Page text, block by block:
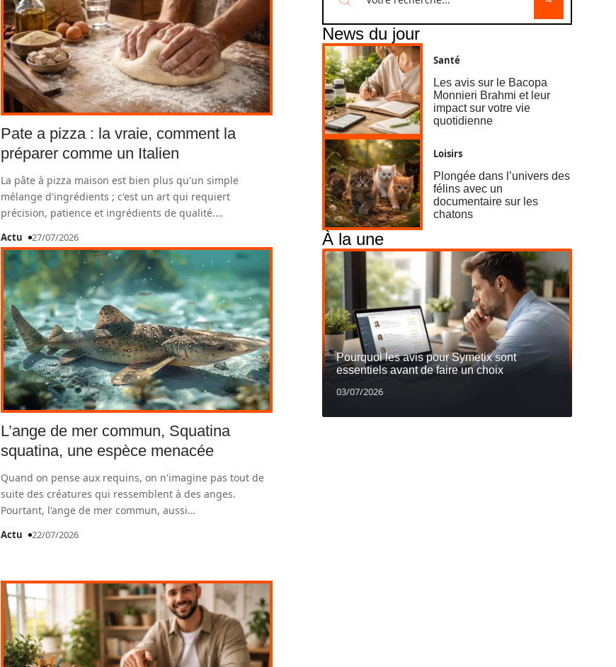
Pate a pizza : la vraie, comment la
préparer comme un Italien
La pâte à pizza maison est bien plus qu'un simple
mélange d'ingrédients ; c'est un art qui requiert
précision, patience et ingrédients de qualité.…
Actu 27/07/2026
L’ange de mer commun, Squatina
squatina, une espèce menacée
Quand on pense aux requins, on n'imagine pas tout de
suite des créatures qui ressemblent à des anges.
Pourtant, l'ange de mer commun, aussi…
Actu 22/07/2026
News du jour
Santé
Les avis sur le Bacopa
Monnieri Brahmi et leur
impact sur votre vie
quotidienne
Loisirs
Plongée dans l’univers des
félins avec un
documentaire sur les
chatons
À la une
Pourquoi les avis pour Symetix sont
essentiels avant de faire un choix
03/07/2026